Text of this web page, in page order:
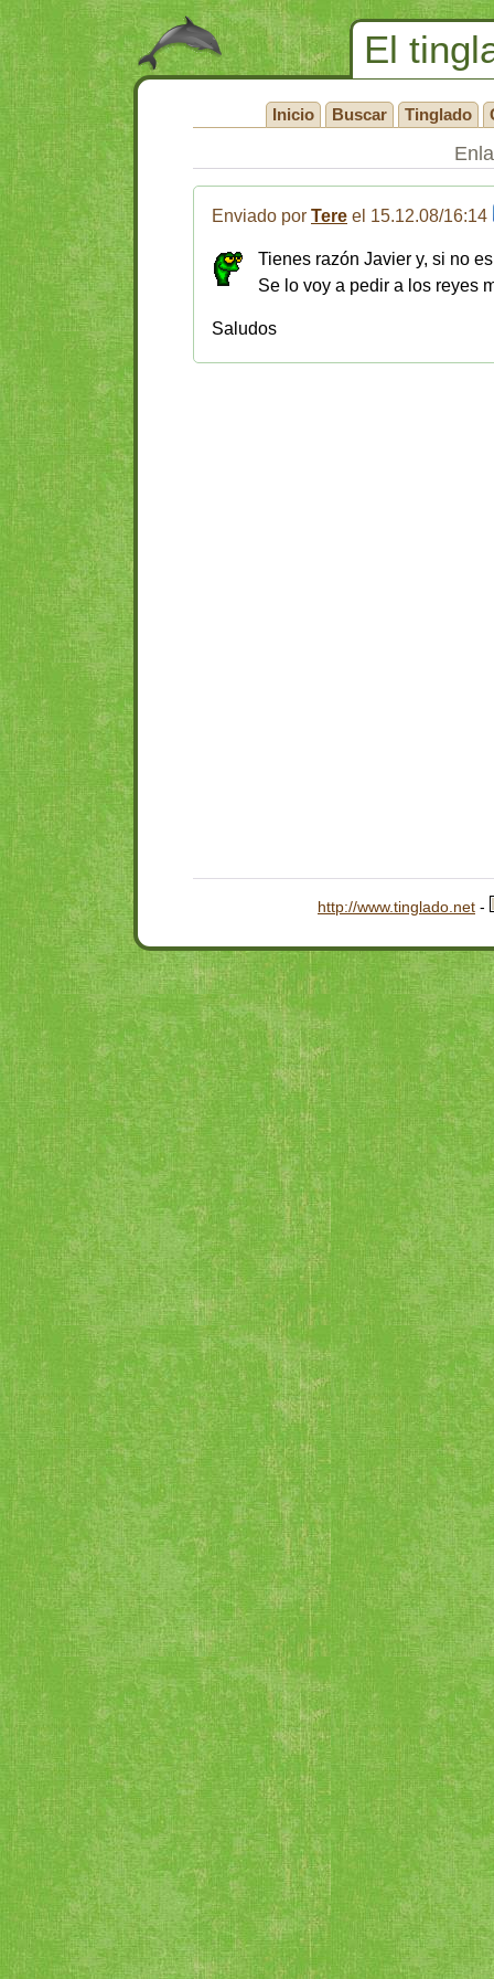
El
Inicio Buscar Tinglado
Enviado por Tere el 15.12.08/16:14
Tienes razón Javier y, si no
Se lo voy a pedir a los reyes
Saludos
http://www.tinglado.net -